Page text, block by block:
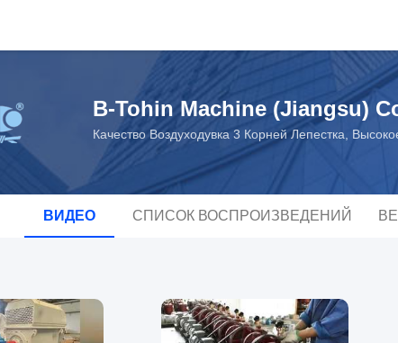
B-Tohin Machine (Jiangsu)
Качество Воздуходувка 3 Корней Лепестка,
ВИДЕО СПИСОК ВОСПРОИЗВЕДЕНИЙ